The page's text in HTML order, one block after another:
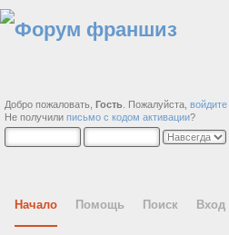
Добро пожаловать, Гость . Пожалуйста, войдите
Не получили письмо с кодом активации?
Начало Помощь Поиск Вход